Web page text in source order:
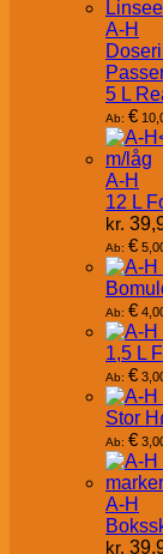
A-H
5 L
Ab: €
A-H
12 L
kr.
Ab: €
Ab: €
1,5 L
Ab: €
Stor
Ab: €
A-H
kr.